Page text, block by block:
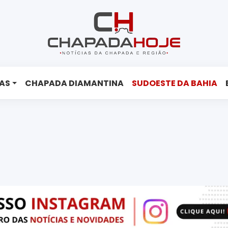
CHAPADA DIAMANTINA SUDOESTE DA BAHIA